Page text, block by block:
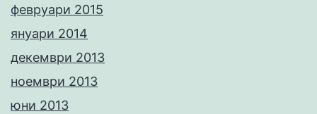
февруари 2015
януари 2014
декември 2013
ноември 2013
юни 2013